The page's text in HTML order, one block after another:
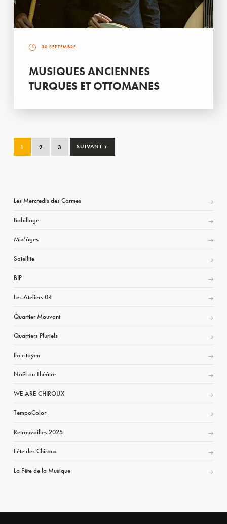
30 SEPTEMBRE
MUSIQUES ANCIENNES
TURQUES ET OTTOMANES
1 2 3 SUIVANT ›
Les Mercredis des Carmes
Babillage
Mix’âges
Satellite
BIP
Les Ateliers 04
Quartier Mouvant
Quartiers Pluriels
Ilo citoyen
Noël au Théâtre
WE ARE CHIROUX
TempoColor
Retrouvailles 2025
Fête des Chiroux
La Fête de la Musique